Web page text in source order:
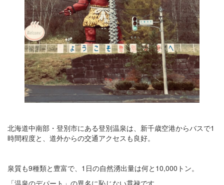
北海道中南部・登別市にある登別温泉は、新千歳空港からバスで1
時間程度と、道外からの交通アクセスも良好。
泉質も9種類と豊富で、1日の自然湧出量は何と10,000トン。